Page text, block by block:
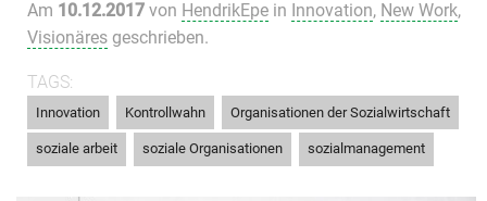
Am 10.12.2017 von HendrikEpe in Innovation, New Work,
Visionäres geschrieben.
TAGS:
Innovation Kontrollwahn Organisationen der Sozialwirtschaft
soziale arbeit soziale Organisationen sozialmanagement